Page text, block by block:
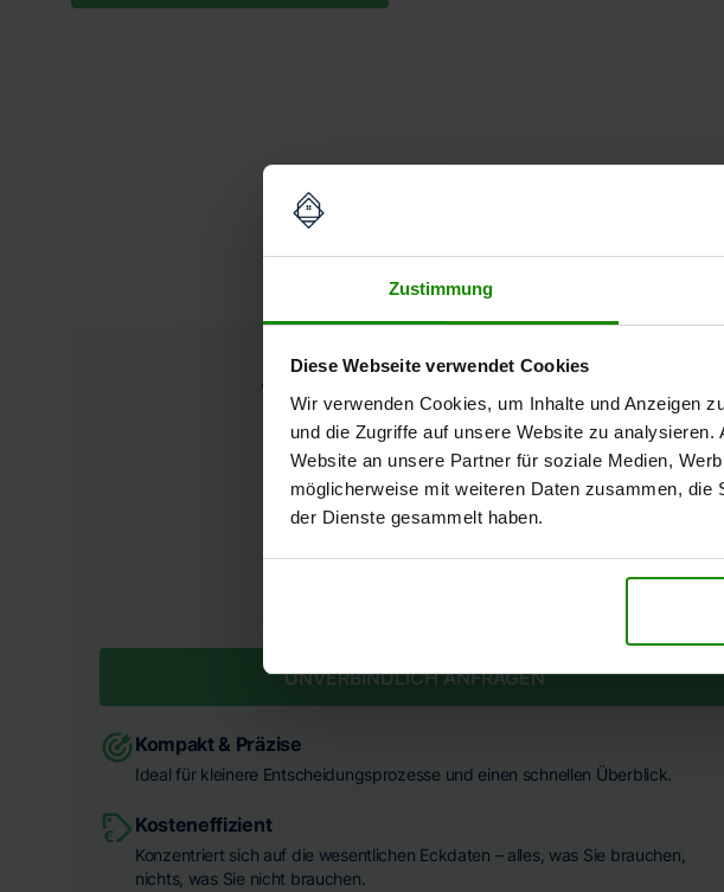
Zustimmung
Diese Webseite verwendet Cookies
Wir verwenden Cookies, um Inhalte und Anzeigen
und die Zugriffe auf unsere Website zu
Website an unsere Partner für soziale Medien,
möglicherweise mit weiteren Daten zusammen,
der Dienste gesammelt haben.
Unsere
Wertgutachten
FESTPREIS INKL. MWST.
1.490 €
UNVERBINDLICH ANFRAGEN
Kompakt & Präzise
Ideal für kleinere Entscheidungsprozesse und einen schnellen Überblick.
Kosteneffizient
Konzentriert sich auf die wesentlichen Eckdaten – alles, was Sie brauchen,
nichts, was Sie nicht brauchen.